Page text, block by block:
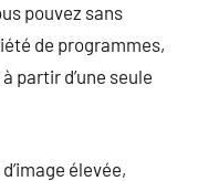
pouvez sans
de programmes,
partir d’une seule
élevée,